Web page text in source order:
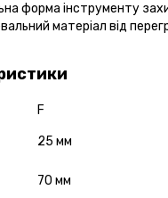
форма інструменту
матеріал від
F
25 мм
70 мм